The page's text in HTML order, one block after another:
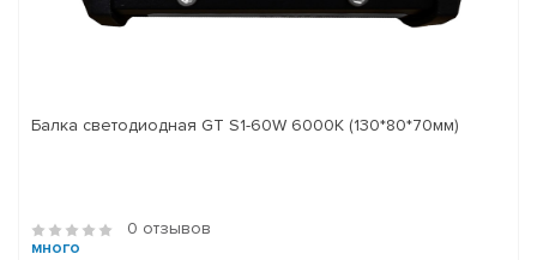
Балка светодиодная GT S1-60W 6000K (130*80*70мм)
0 отзывов
много